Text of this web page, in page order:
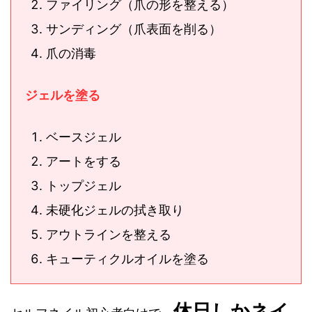
ファイリング（爪の形を整える）
サンディング（爪表面を削る）
爪の消毒
ジェルを塗る
ベースジェル
アートをする
トップジェル
未硬化ジェルの拭き取り
アウトラインを整える
キューティクルオイルを塗る